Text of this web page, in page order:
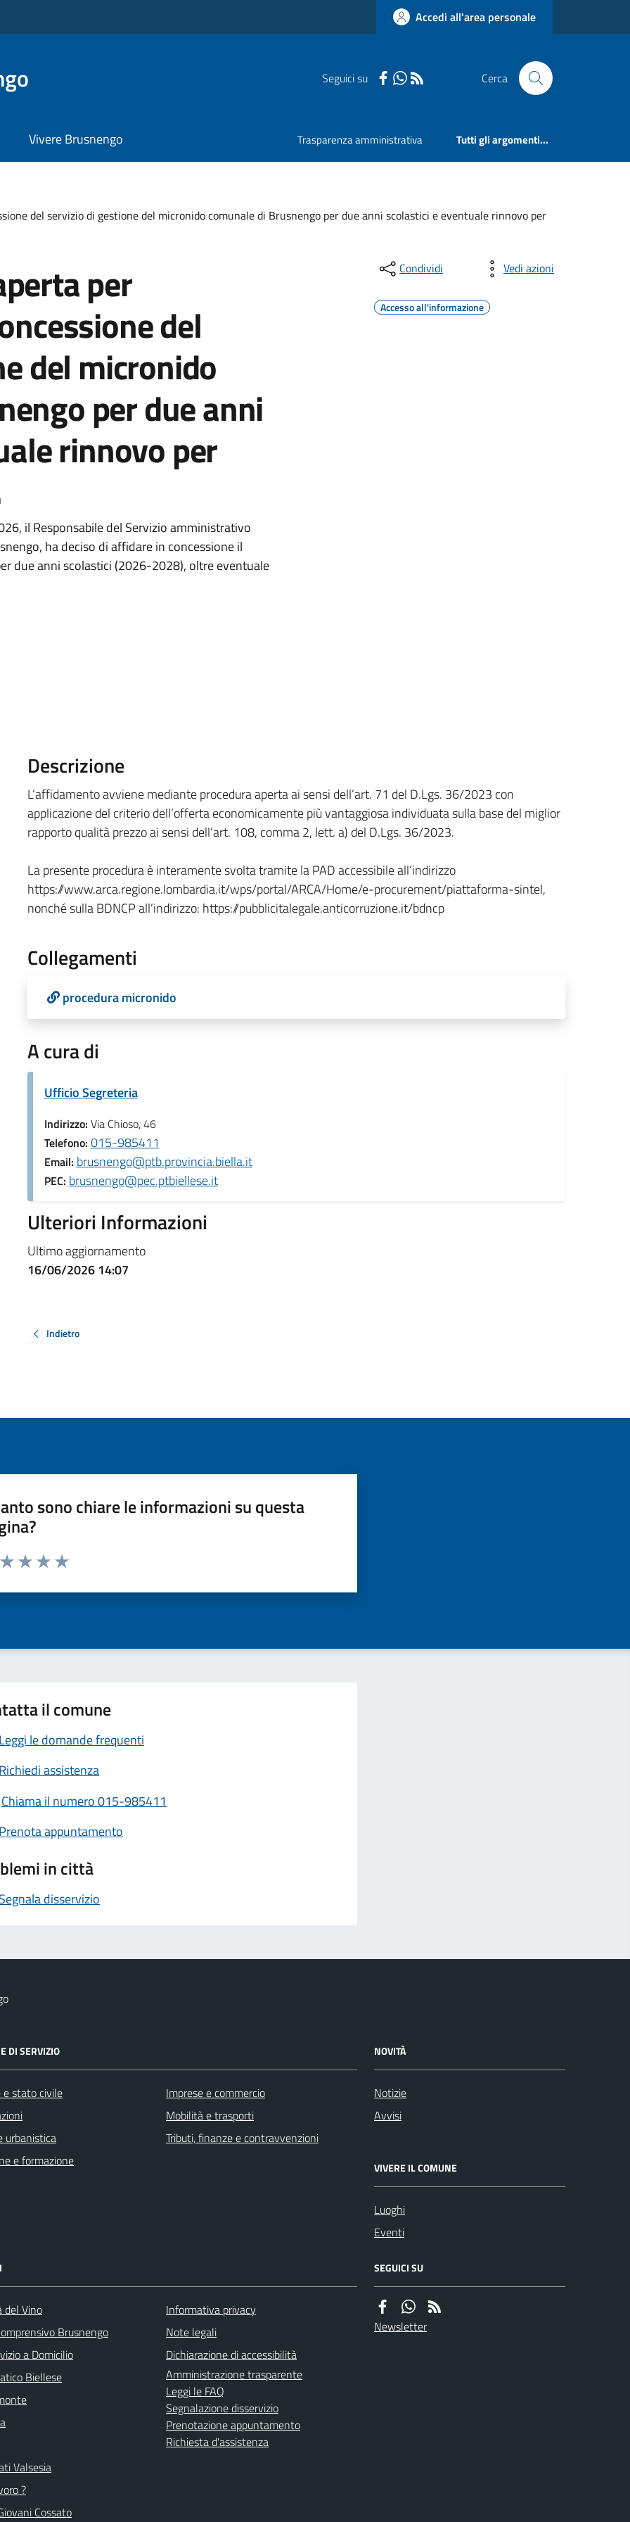
Accedi all'area personale
Seguici su Cerca
Vivere Brusnengo Trasparenza amministrativa Tutti gli argomenti...
del servizio di gestione del micronido comunale di Brusnengo per due anni scolastici e eventuale rinnovo per
per
del
del micronido
per due anni
rinnovo per
il Responsabile del Servizio amministrativo
ha deciso di affidare in concessione il
due anni scolastici (2026-2028), oltre eventuale
Condividi Vedi azioni
Accesso all'informazione
Descrizione
L’affidamento avviene mediante procedura aperta ai sensi dell’art. 71 del D.Lgs. 36/2023 con
applicazione del criterio dell’offerta economicamente più vantaggiosa individuata sulla base del miglior
rapporto qualità prezzo ai sensi dell’art. 108, comma 2, lett. a) del D.Lgs. 36/2023.
La presente procedura è interamente svolta tramite la PAD accessibile all’indirizzo
https://www.arca.regione.lombardia.it/wps/portal/ARCA/Home/e-procurement/piattaforma-sintel,
nonché sulla BDNCP all’indirizzo: https://pubblicitalegale.anticorruzione.it/bdncp
Collegamenti
procedura micronido
A cura di
Ufficio Segreteria
Indirizzo: Via Chioso, 46
Telefono: 015-985411
Email: brusnengo@ptb.provincia.biella.it
PEC: brusnengo@pec.ptbiellese.it
Ulteriori Informazioni
Ultimo aggiornamento
16/06/2026 14:07
Indietro
sono chiare le informazioni su questa
da 1 a 5 stelle la pagina
il comune
Leggi le domande frequenti
Richiedi assistenza
Chiama il numero 015-985411
Prenota appuntamento
in città
Segnala disservizio
DI SERVIZIO
e stato civile
urbanistica
e formazione
Imprese e commercio
Mobilità e trasporti
Tributi, finanze e contravvenzioni
NOVITÀ
Notizie
Avvisi
VIVERE IL COMUNE
Luoghi
Eventi
del Vino
Brusnengo
a Domicilio
Biellese
Valsesia
?
Cossato
Informativa privacy
Note legali
Dichiarazione di accessibilità
Amministrazione trasparente
Leggi le FAQ
Segnalazione disservizio
Prenotazione appuntamento
Richiesta d'assistenza
SEGUICI SU
Newsletter